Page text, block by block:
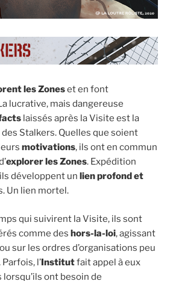
les Zoneset en font
lucrative, mais dangereuse
laissés après la Visite est la
Stalkers. Quelles que soient
motivations, ils ont en commun
explorer les Zones. Expédition
développent un lien profond et
Un lien mortel.
qui suivirent la Visite, ils sont
comme des hors-la-loi, agissant
sur les ordres d’organisations peu
l’Institutfait appel à eux
ont besoin de